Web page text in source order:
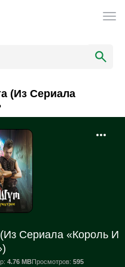
(Из Сериала
Сериала «Король И
4.76 MBПросмотров: 595